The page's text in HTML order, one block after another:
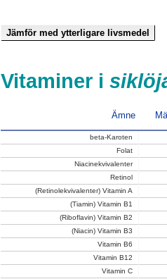
Vitaminer i
Ämne
beta-Karoten
Folat
Niacinekvivalenter
Retinol
(Retinolekvivalenter) Vitamin A
(Tiamin) Vitamin B1
(Riboflavin) Vitamin B2
(Niacin) Vitamin B3
Vitamin B6
Vitamin B12
Vitamin C